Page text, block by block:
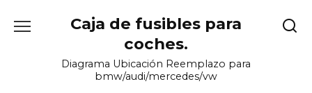
Caja de fusibles para
coches.
Diagrama Ubicación Reemplazo para
bmw/audi/mercedes/vw